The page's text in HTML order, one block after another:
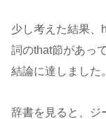
少し考えた結果、
詞のthat節があっ
結論に達しました。
辞書を見ると、ジ